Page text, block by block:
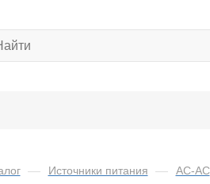
— Источники питания — AC-AC